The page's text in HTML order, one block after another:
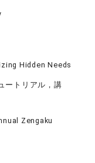
Hidden Needs
ートリアル，講
Zengaku